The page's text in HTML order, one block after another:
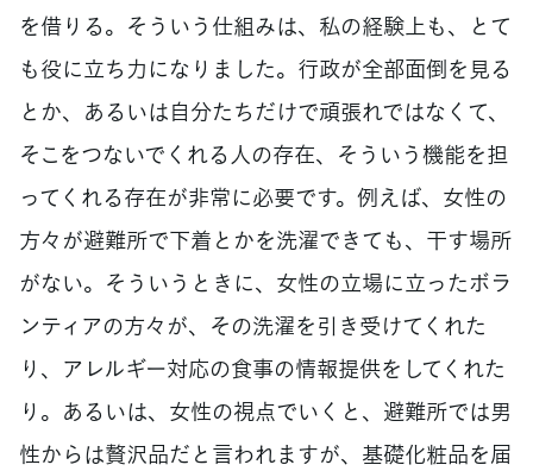
を借りる。そういう仕組みは、私の経験上も、とて
も役に立ち力になりました。行政が全部面倒を見る
とか、あるいは自分たちだけで頑張れではなくて、
そこをつないでくれる人の存在、そういう機能を担
ってくれる存在が非常に必要です。例えば、女性の
方々が避難所で下着とかを洗濯できても、干す場所
がない。そういうときに、女性の立場に立ったボラ
ンティアの方々が、その洗濯を引き受けてくれた
り、アレルギー対応の食事の情報提供をしてくれた
り。あるいは、女性の視点でいくと、避難所では男
性からは贅沢品だと言われますが、基礎化粧品を届